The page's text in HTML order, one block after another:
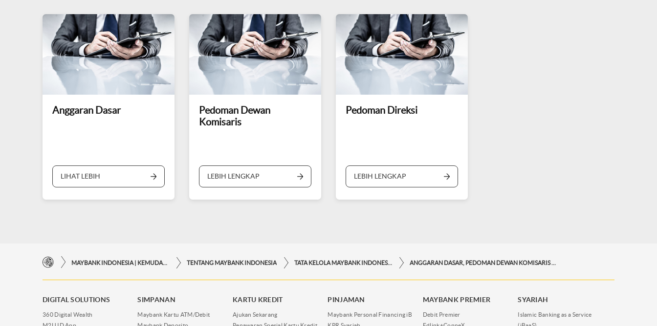
Anggaran Dasar
LIHAT LEBIH
Pedoman Dewan
Komisaris
LEBIH LENGKAP
Pedoman Direksi
LEBIH LENGKAP
TENTANG MAYBANK INDONESIA TATA KELOLA MAYBANK INDONESIA
DIGITAL SOLUTIONS
360 Digital Wealth
SIMPANAN
Maybank Kartu ATM/Debit
KARTU KREDIT
Ajukan Sekarang
PINJAMAN
Maybank Personal Financing iB
MAYBANK PREMIER
Debit Premier
SYARIAH
Islamic Banking as a Service